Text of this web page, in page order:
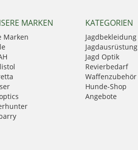
MARKEN
Marken
KATEGORIEN
Jagdbekleidung
Jagdausrüstung
Jagd Optik
Revierbedarf
Waffenzubehör
Hunde-Shop
Angebote